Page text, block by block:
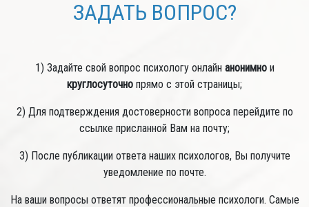
ЗАДАТЬ ВОПРОС?
1) Задайте свой вопрос психологу онлайн анонимно и
круглосуточно прямо с этой страницы;
2) Для подтверждения достоверности вопроса перейдите по
ссылке присланной Вам на почту;
3) После публикации ответа наших психологов, Вы получите
уведомление по почте.
На ваши вопросы ответят профессиональные психологи. Самые